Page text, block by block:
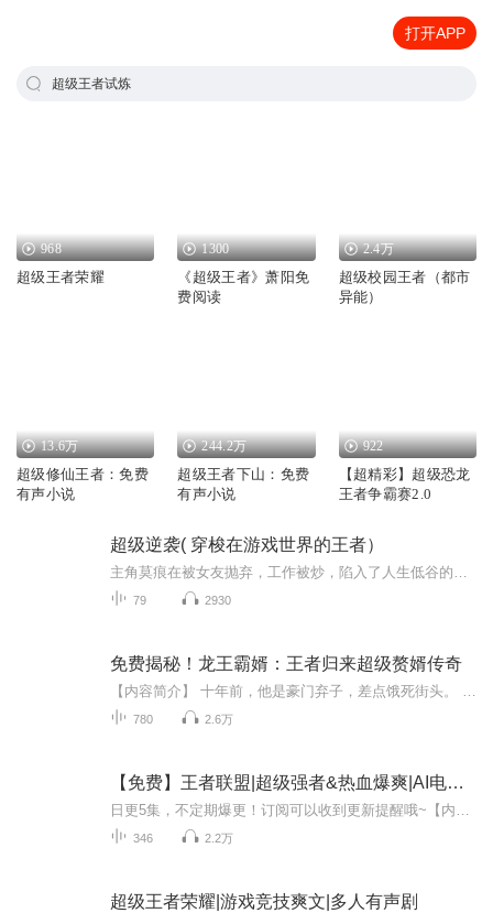
打开APP
超级王者试炼
968
超级王者荣耀
1300
《超级王者》萧阳免
费阅读
2.4万
超级校园王者（都市
异能）
13.6万
超级修仙王者：免费
有声小说
244.2万
超级王者下山：免费
有声小说
922
【超精彩】超级恐龙
王者争霸赛2.0
超级逆袭( 穿梭在游戏世界的王者）
79 2930
免费揭秘！龙王霸婿：王者归来超级赘婿传奇
780 2.6万
【免费】王者联盟|超级强者&热血爆爽|AI电子书
346 2.2万
超级王者荣耀|游戏竞技爽文|多人有声剧